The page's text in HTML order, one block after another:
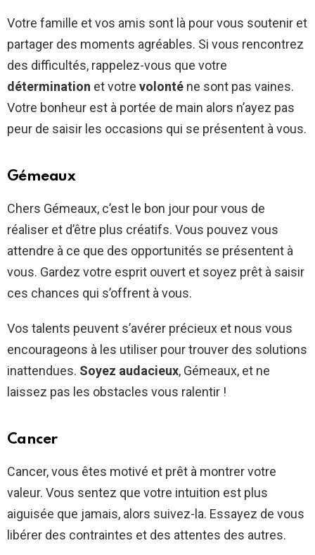
Votre famille et vos amis sont là pour vous soutenir et
partager des moments agréables. Si vous rencontrez
des difficultés, rappelez-vous que votre
détermination et votre volonté ne sont pas vaines.
Votre bonheur est à portée de main alors n’ayez pas
peur de saisir les occasions qui se présentent à vous.
Gémeaux
Chers Gémeaux, c’est le bon jour pour vous de
réaliser et d’être plus créatifs. Vous pouvez vous
attendre à ce que des opportunités se présentent à
vous. Gardez votre esprit ouvert et soyez prêt à saisir
ces chances qui s’offrent à vous.
Vos talents peuvent s’avérer précieux et nous vous
encourageons à les utiliser pour trouver des solutions
inattendues. Soyez audacieux, Gémeaux, et ne
laissez pas les obstacles vous ralentir !
Cancer
Cancer, vous êtes motivé et prêt à montrer votre
valeur. Vous sentez que votre intuition est plus
aiguisée que jamais, alors suivez-la. Essayez de vous
libérer des contraintes et des attentes des autres.